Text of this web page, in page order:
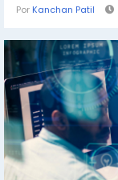
Por Kanchan Patil